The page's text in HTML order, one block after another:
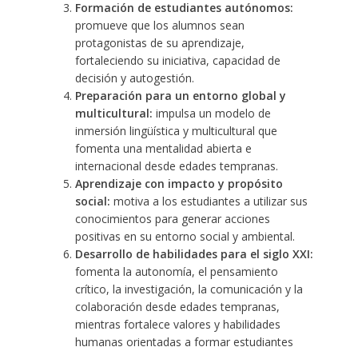
Formación de estudiantes autónomos:
promueve que los alumnos sean
protagonistas de su aprendizaje,
fortaleciendo su iniciativa, capacidad de
decisión y autogestión.
Preparación para un entorno global y
multicultural: impulsa un modelo de
inmersión lingüística y multicultural que
fomenta una mentalidad abierta e
internacional desde edades tempranas.
Aprendizaje con impacto y propósito
social: motiva a los estudiantes a utilizar sus
conocimientos para generar acciones
positivas en su entorno social y ambiental.
Desarrollo de habilidades para el siglo XXI:
fomenta la autonomía, el pensamiento
crítico, la investigación, la comunicación y la
colaboración desde edades tempranas,
mientras fortalece valores y habilidades
humanas orientadas a formar estudiantes